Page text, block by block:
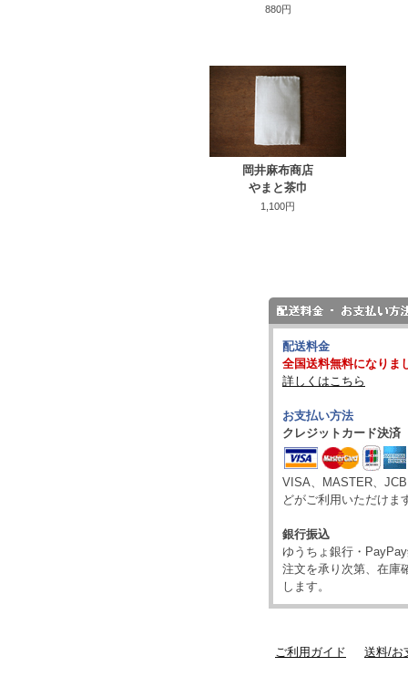
880円
岡井麻布商店
やまと茶巾
1,100円
配送料金
全国送料無料になりま
詳しくはこちら
お支払い方法
クレジットカード決済
VISA、MASTER、
どがご利用いただけま
銀行振込
ゆうちょ銀行・
注文を承り次第、在庫
します。
ご利用ガイド 送料/お